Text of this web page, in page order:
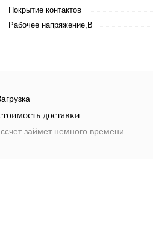
Покрытие контактов
Рабочее напряжение,В
доставки
займет немного времени